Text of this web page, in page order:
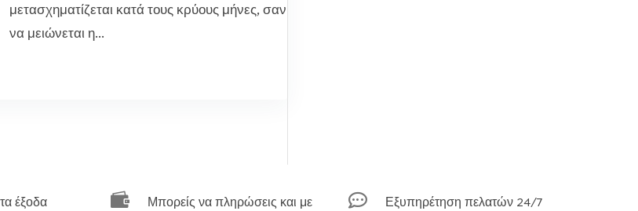
μετασχηματίζεται κατά τους κρύους μήνες, σαν
να μειώνεται η...
έξοδα

Μπορείς να πληρώσεις και με
 Εξυπηρέτηση πελατών 24/7